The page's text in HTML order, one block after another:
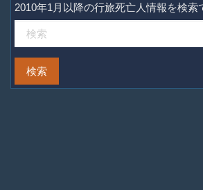
2010年1月以降の行旅死亡人情報を検索